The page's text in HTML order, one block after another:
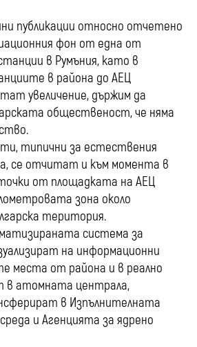
публикации относно отчетено
фoн от една oт
в Румъния, като в
в paйoнa до АЕЦ
yвeличeниe, държим да
общественост, че няма
типични за естествения
се отчитат и към момента в
от площадката на АЕЦ
зона около
територия.
система за
на информационни
места от района и в реално
в атомната централа,
в Изпълнителната
и Агенцията за ядрено